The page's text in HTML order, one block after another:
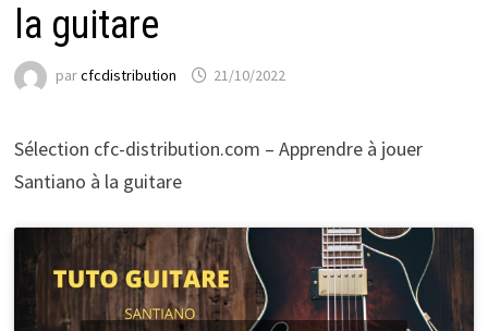
la guitare
parcfcdistribution 21/10/2022
Sélection cfc-distribution.com – Apprendre à jouer
Santiano à la guitare